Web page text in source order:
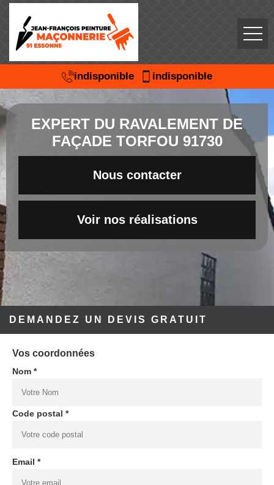
indisponible indisponible
EXPERT DU RAVALEMENT DE
FAÇADE TORFOU 91730
Nous contacter
Voir nos réalisations
DEMANDEZ UN DEVIS GRATUIT
Vos coordonnées
Nom *
Code postal *
Email *